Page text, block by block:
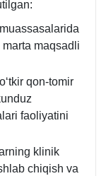
maqsadli
qon-tomir
faoliyatini
klinik
chiqish va